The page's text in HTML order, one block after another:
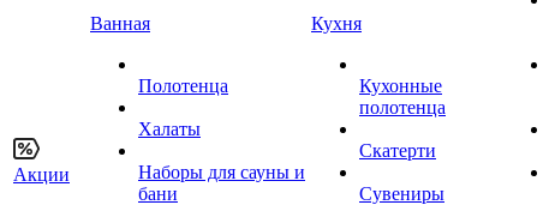
Акции
Ванная
Полотенца
Халаты
Наборы для сауны и
бани
Кухня
Кухонные
полотенца
Скатерти
Сувениры